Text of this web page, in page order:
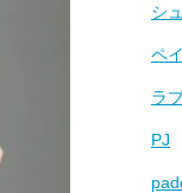
シ
ペ
ラ
PJ